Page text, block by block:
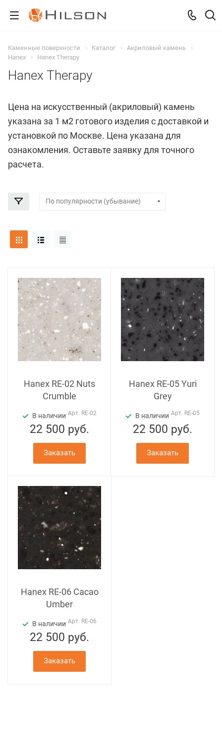
Каменные поверхности Каталог
Акриловый камень
Hanex
Hanex Therapy
Hanex Therapy
Цена на искусственный (акриловый) камень
указана за 1 м2 готового изделия с доставкой и
установкой по Москве. Цена указана для
ознакомления. Оставьте заявку для точного
расчета.
Hanex RE-02 Nuts
Crumble
В наличии Арт. RE-02
22 500 руб.
Заказать
Hanex RE-05 Yuri
Grey
В наличии Арт. RE-05
22 500 руб.
Заказать
Hanex RE-06 Cacao
Umber
В наличии Арт. RE-06
22 500 руб.
Заказать